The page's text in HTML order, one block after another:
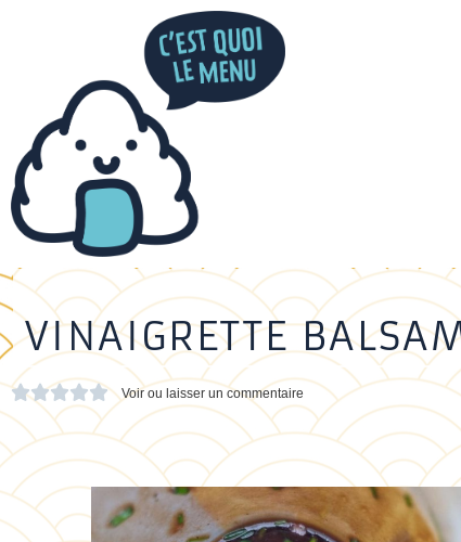
VINAIGRETTE
 Voir ou laisser un commentaire